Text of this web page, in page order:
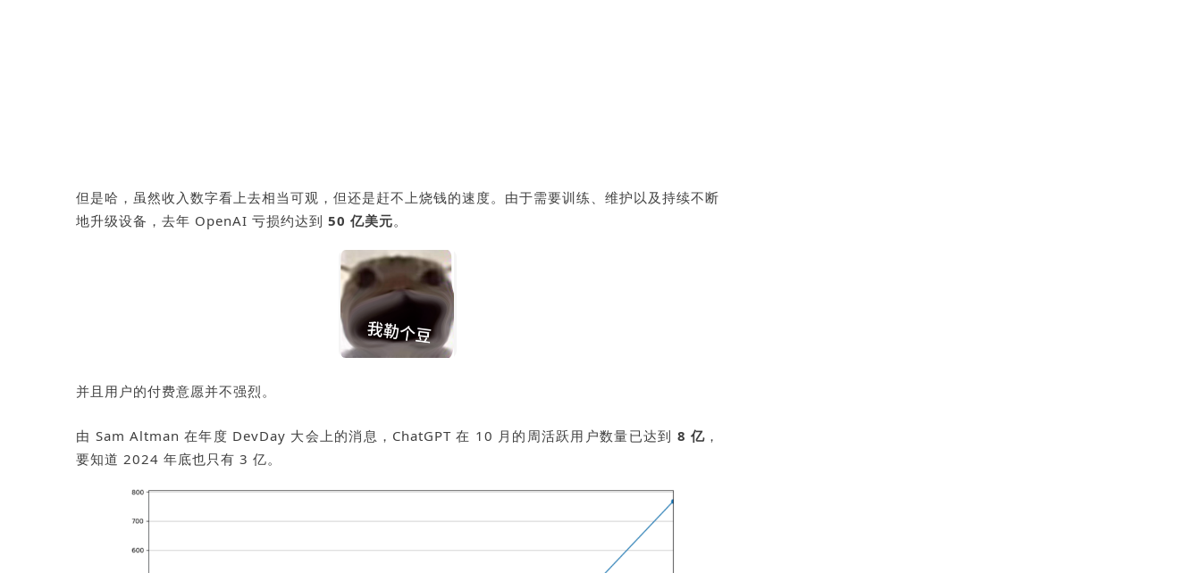
但是哈，虽然收入数字看上去相当可观，但还是赶不上烧钱的速度。由于需要训练、维护以及持续不断
地升级设备，去年 OpenAI 亏损约达到 50 亿美元。
并且用户的付费意愿并不强烈。
由 Sam Altman在年度 DevDay 大会上的消息， ChatGPT在 10 月的周活跃用户数量已达到 8 亿 ，
要知道 2024 年底也只有 3 亿。